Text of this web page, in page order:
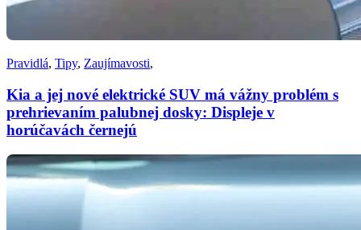
Pravidlá, Tipy, Zaujímavosti,
Kia a jej nové elektrické SUV má vážny problém s
prehrievaním palubnej dosky: Displeje v
horúčavách černejú